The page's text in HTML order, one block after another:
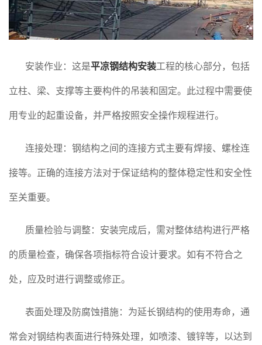
安装作业：这是平凉钢结构安装工程的核心部分，包括
立柱、梁、支撑等主要构件的吊装和固定。此过程中需要使
用专业的起重设备，并严格按照安全操作规程进行。
连接处理：钢结构之间的连接方式主要有焊接、螺栓连
接等。正确的连接方法对于保证结构的整体稳定性和安全性
至关重要。
质量检验与调整：安装完成后，需对整体结构进行严格
的质量检查，确保各项指标符合设计要求。如有不符合之
处，应及时进行调整或修正。
表面处理及防腐蚀措施：为延长钢结构的使用寿命，通
常会对钢结构表面进行特殊处理，如喷漆、镀锌等，以达到